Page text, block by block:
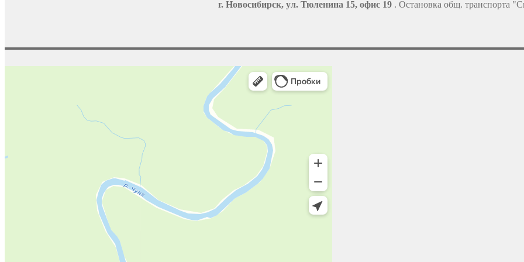
г. Новосибирск, ул. Тюленина 15, офис 19 . Остановка общ. транспорта